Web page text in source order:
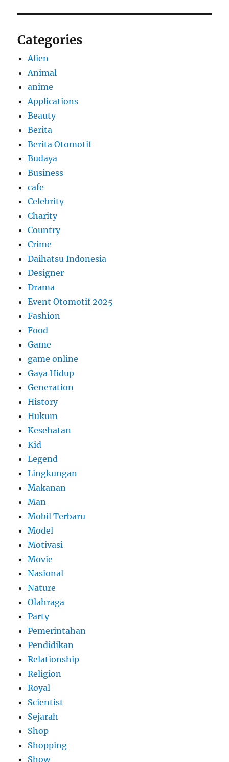
Categories
Alien
Animal
anime
Applications
Beauty
Berita
Berita Otomotif
Budaya
Business
cafe
Celebrity
Charity
Country
Crime
Daihatsu Indonesia
Designer
Drama
Event Otomotif 2025
Fashion
Food
Game
game online
Gaya Hidup
Generation
History
Hukum
Kesehatan
Kid
Legend
Lingkungan
Makanan
Man
Mobil Terbaru
Model
Motivasi
Movie
Nasional
Nature
Olahraga
Party
Pemerintahan
Pendidikan
Relationship
Religion
Royal
Scientist
Sejarah
Shop
Shopping
Show